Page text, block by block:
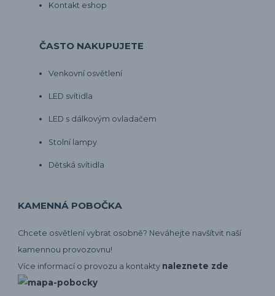
Kontakt eshop
ČASTO NAKUPUJETE
Venkovní osvětlení
LED svítidla
LED s dálkovým ovladačem
Stolní lampy
Dětská svítidla
KAMENNÁ POBOČKA
Chcete osvětlení vybrat osobně? Neváhejte navšítvit naší
kamennou provozovnu!
Více informací o provozu a kontakty naleznete zde